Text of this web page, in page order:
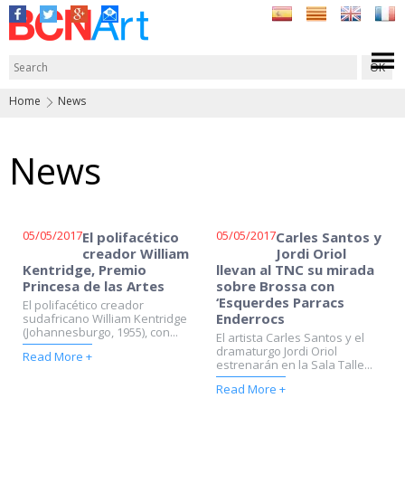
Home News
News
05/05/2017El polifacético
creador William
Kentridge, Premio
Princesa de las Artes
El polifacético creador
sudafricano William Kentridge
(Johannesburgo, 1955), con...
Read More +
05/05/2017Carles Santos y
Jordi Oriol
llevan al TNC su mirada
sobre Brossa con
‘Esquerdes Parracs
Enderrocs
El artista Carles Santos y el
dramaturgo Jordi Oriol
estrenarán en la Sala Talle...
Read More +